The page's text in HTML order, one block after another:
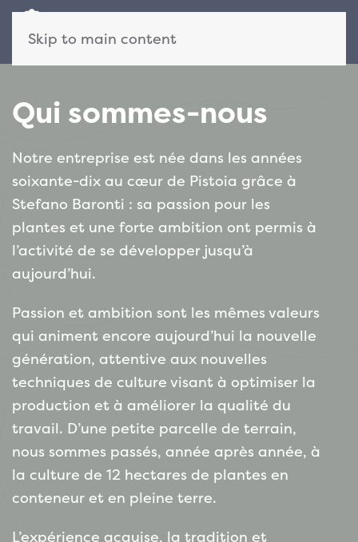
Skip to main content
Qui sommes-nous
Notre entreprise est née dans les années
soixante-dix au cœur de Pistoia grâce à
Stefano Baronti : sa passion pour les
plantes et une forte ambition ont permis à
l’activité de se développer jusqu’à
aujourd’hui.
Passion et ambition sont les mêmes valeurs
qui animent encore aujourd’hui la nouvelle
génération, attentive aux nouvelles
techniques de culture visant à optimiser la
production et à améliorer la qualité du
travail. D’une petite parcelle de terrain,
nous sommes passés, année après année, à
la culture de 12 hectares de plantes en
conteneur et en pleine terre.
L’expérience acquise, la tradition et